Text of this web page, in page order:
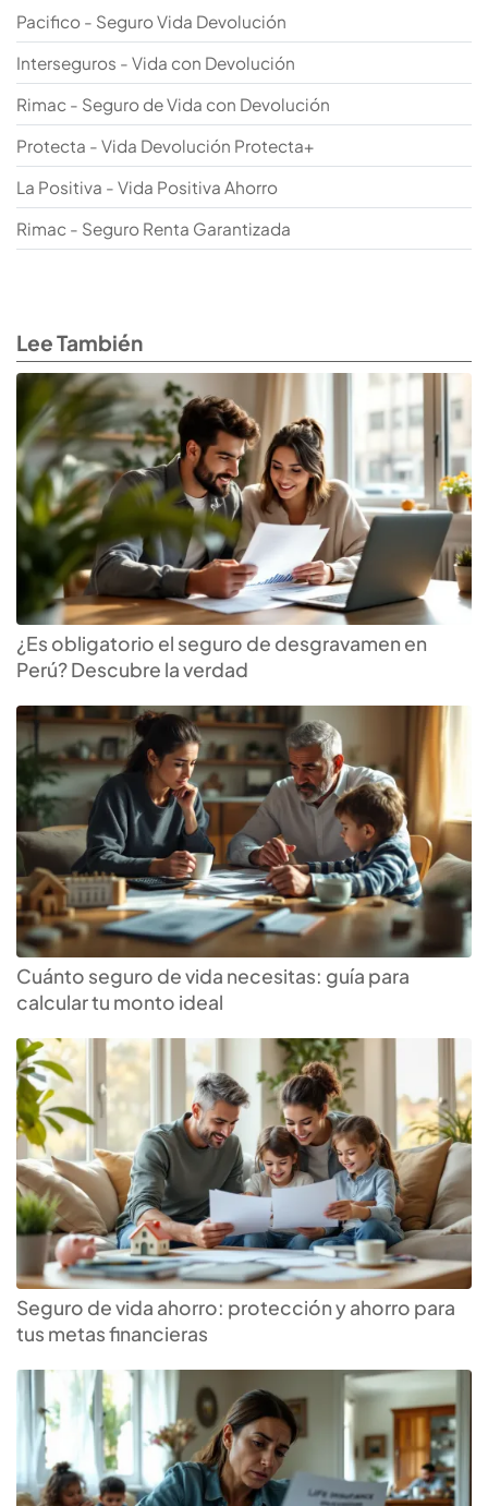
Pacifico - Seguro Vida Devolución
Interseguros - Vida con Devolución
Rimac - Seguro de Vida con Devolución
Protecta - Vida Devolución Protecta+
La Positiva - Vida Positiva Ahorro
Rimac - Seguro Renta Garantizada
Lee También
¿Es obligatorio el seguro de desgravamen en
Perú? Descubre la verdad
Cuánto seguro de vida necesitas: guía para
calcular tu monto ideal
Seguro de vida ahorro: protección y ahorro para
tus metas financieras